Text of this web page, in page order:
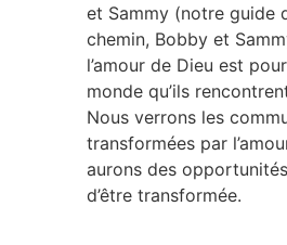
et Sammy (notre guide
chemin, Bobby et
l’amour de Dieu est
monde qu’ils
Nous verrons les
transformées par
aurons des
d’être transformée.